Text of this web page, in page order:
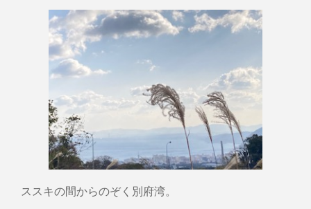
ススキの間からのぞく別府湾。